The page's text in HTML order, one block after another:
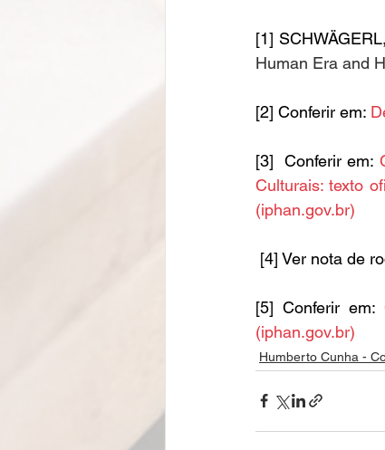
[1]
Human Era and
[2] Conferir em:
[3]  Conferir em:
Culturais: texto
(iphan.gov.br)
[4] Ver nota de
[5] Conferir em:
(iphan.gov.br)
Humberto Cunha -